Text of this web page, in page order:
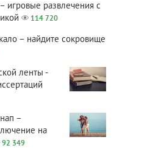
игровые развлечения с
114 720
– найдите сокровище
ленты -
–
на
92 349